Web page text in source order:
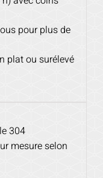
pour plus de
plat ou surélevé
304
mesure selon